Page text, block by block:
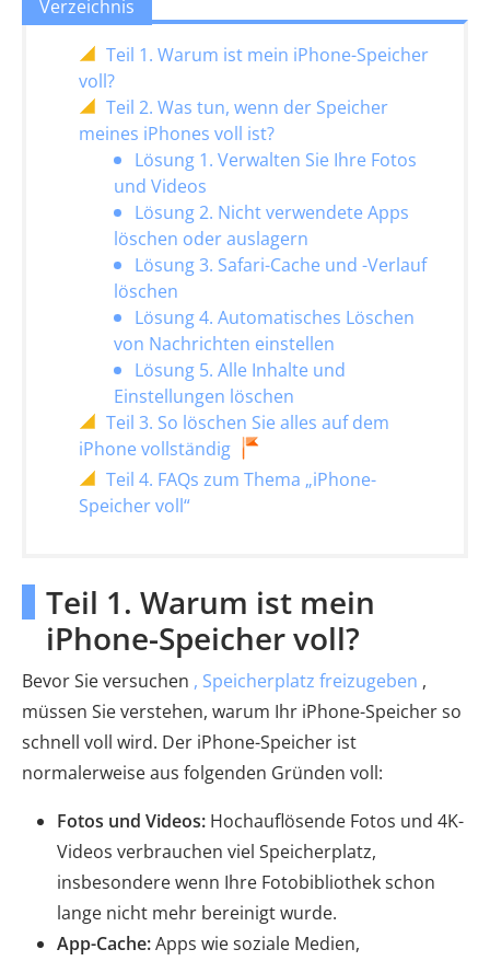
Verzeichnis
Teil 1. Warum ist mein iPhone-Speicher
voll?
Teil 2. Was tun, wenn der Speicher
meines iPhones voll ist?
Lösung 1. Verwalten Sie Ihre Fotos
und Videos
Lösung 2. Nicht verwendete Apps
löschen oder auslagern
Lösung 3. Safari-Cache und -Verlauf
löschen
Lösung 4. Automatisches Löschen
von Nachrichten einstellen
Lösung 5. Alle Inhalte und
Einstellungen löschen
Teil 3. So löschen Sie alles auf dem
iPhone vollständig
Teil 4. FAQs zum Thema „iPhone-
Speicher voll“
Teil 1. Warum ist mein
iPhone-Speicher voll?
Bevor Sie versuchen , Speicherplatz freizugeben ,
müssen Sie verstehen, warum Ihr iPhone-Speicher so
schnell voll wird. Der iPhone-Speicher ist
normalerweise aus folgenden Gründen voll:
Fotos und Videos: Hochauflösende Fotos und 4K-
Videos verbrauchen viel Speicherplatz,
insbesondere wenn Ihre Fotobibliothek schon
lange nicht mehr bereinigt wurde.
App-Cache:Apps wie soziale Medien,